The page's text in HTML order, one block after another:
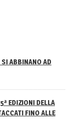
ABBINANO AD
EDIZIONI DELLA
FINO ALLE